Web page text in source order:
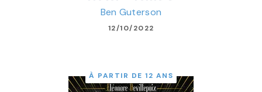
Ben Guterson
12/10/2022
À PARTIR DE 12 ANS